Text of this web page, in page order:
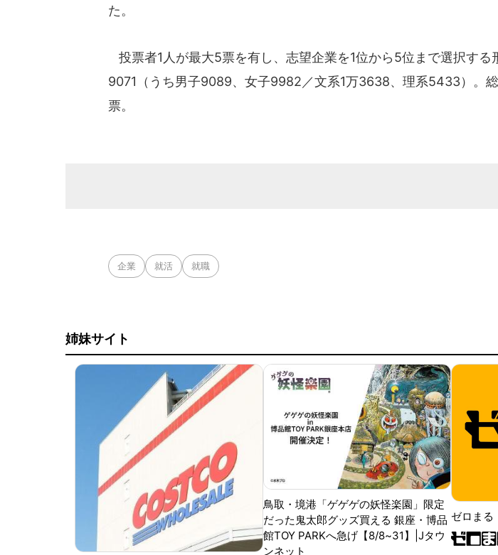
た。
投票者1人が最大5票を有し、志望企業を1位から5位まで選択する
9071（うち男子9089、女子9982／文系1万3638、理系5433）。
票。
企業 就活 就職
姉妹サイト
鳥取・境港「ゲゲゲの妖怪楽園」限定
だった鬼太郎グッズ買える 銀座・博品
館TOY PARKへ急げ【8/8~31】|Jタウ
ンネット
ゼロまる